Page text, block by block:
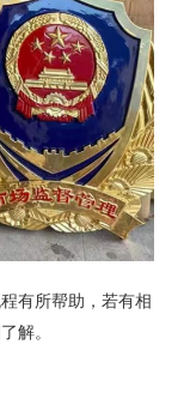
有所帮助，若有相
解。